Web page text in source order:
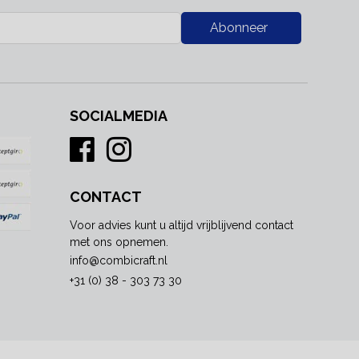
Abonneer
SOCIALMEDIA
CONTACT
Voor advies kunt u altijd vrijblijvend contact
met ons opnemen.
info@combicraft.nl
+31 (0) 38 - 303 73 30